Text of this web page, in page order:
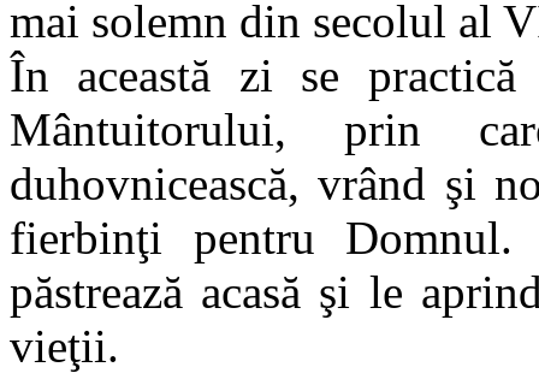
mai solemn din secolul al
În această zi se
Mântuitorului, prin
duhovnicească, vrând şi
fierbinţi pentru
păstrează acasă şi le
vieţii.